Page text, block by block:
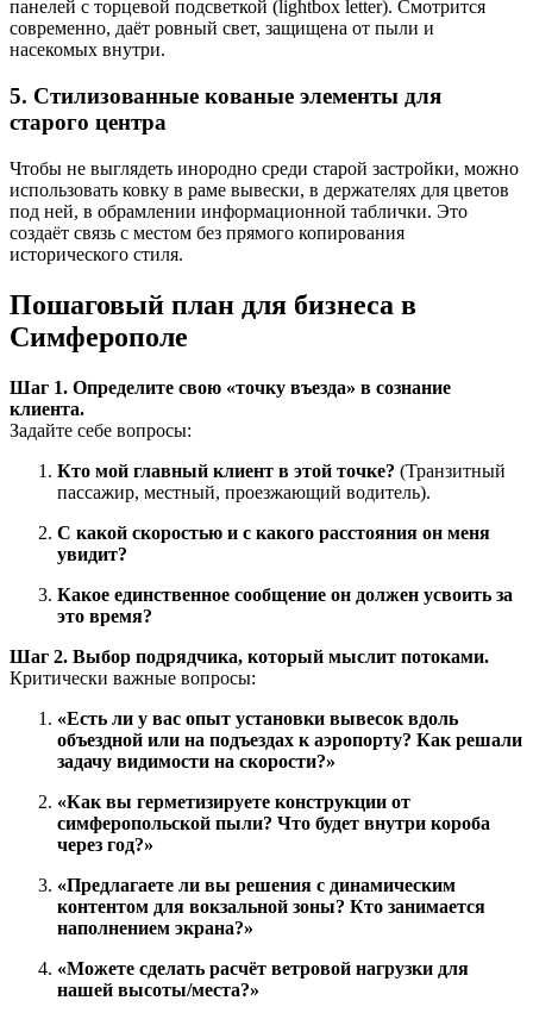
панелей с торцевой подсветкой (lightbox letter). Смотрится
современно, даёт ровный свет, защищена от пыли и
насекомых внутри.
5. Стилизованные кованые элементы для
старого центра
Чтобы не выглядеть инородно среди старой застройки, можно
использовать ковку в раме вывески, в держателях для цветов
под ней, в обрамлении информационной таблички. Это
создаёт связь с местом без прямого копирования
исторического стиля.
Пошаговый план для бизнеса в
Симферополе
Шаг 1. Определите свою «точку въезда» в сознание
клиента.
Задайте себе вопросы:
Кто мой главный клиент в этой точке? (Транзитный
пассажир, местный, проезжающий водитель).
С какой скоростью и с какого расстояния он меня
увидит?
Какое единственное сообщение он должен усвоить за
это время?
Шаг 2. Выбор подрядчика, который мыслит потоками.
Критически важные вопросы:
«Есть ли у вас опыт установки вывесок вдоль
объездной или на подъездах к аэропорту? Как решали
задачу видимости на скорости?»
«Как вы герметизируете конструкции от
симферопольской пыли? Что будет внутри короба
через год?»
«Предлагаете ли вы решения с динамическим
контентом для вокзальной зоны? Кто занимается
наполнением экрана?»
«Можете сделать расчёт ветровой нагрузки для
нашей высоты/места?»